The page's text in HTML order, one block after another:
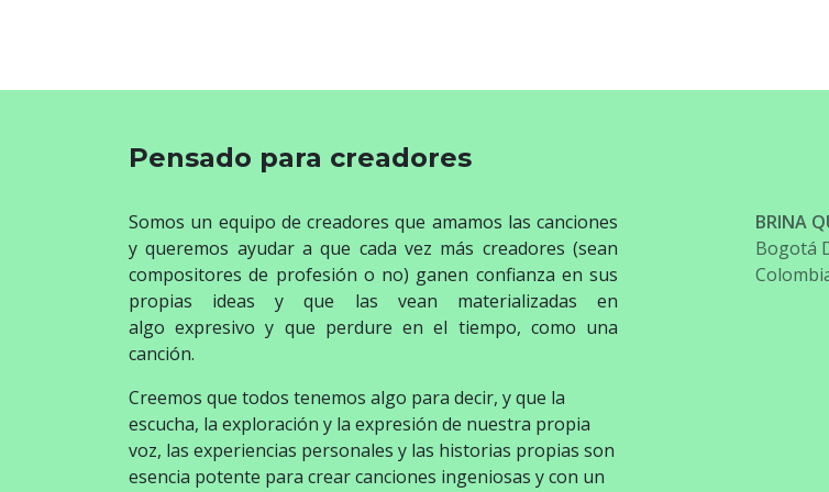
Pensado para creadores
Somos un equipo de creadores que amamos las canciones
y queremos ayudar a que cada vez más creadores (sean
compositores de profesión o no) ganen confianza en sus
propias ideas y que las vean materializadas en
algo expresivo y que perdure en el tiempo, como una
canción.
Creemos que todos tenemos algo para decir, y que la
escucha, la exploración y la expresión de nuestra propia
voz, las experiencias personales y las historias propias son
esencia potente para crear canciones ingeniosas y con un
BRINA
Bogotá